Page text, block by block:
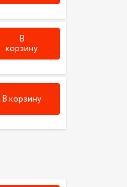
В
корзину
В корзину